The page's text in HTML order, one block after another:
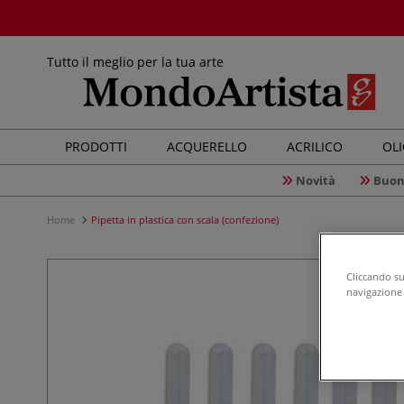
Tutto il meglio per la tua arte
PRODOTTI ACQUERELLO ACRILICO
Novità
Home Pipetta in plastica con scala (confezione)
Cliccando